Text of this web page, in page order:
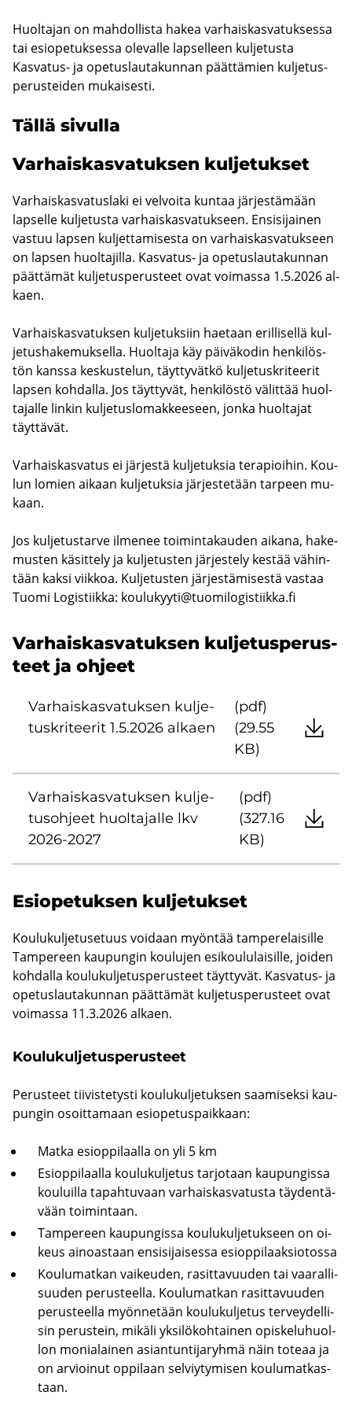
Huol­ta­jan on mah­dol­lis­ta hakea var­hais­kas­va­tuk­ses­sa
tai esio­pe­tuk­ses­sa ole­val­le lap­sel­leen kul­je­tus­ta
Kasvatus-​ ja ope­tus­lau­ta­kun­nan päät­tä­mien kul­je­tus­
pe­rus­tei­den mu­kai­ses­ti.
Tällä si­vul­la
Var­hais­kas­va­tuk­sen kul­je­tuk­set
Var­hais­kas­va­tus­la­ki ei vel­voi­ta kun­taa jär­jes­tä­mään
lap­sel­le kul­je­tus­ta var­hais­kas­va­tuk­seen. En­si­si­jai­nen
vas­tuu lap­sen kul­jet­ta­mi­ses­ta on var­hais­kas­va­tuk­seen
on lap­sen huol­ta­jil­la. Kasvatus-​ ja ope­tus­lau­ta­kun­nan
päät­tä­mät kul­je­tus­pe­rus­teet ovat voi­mas­sa 1.5.2026 al­
kaen.
Var­hais­kas­va­tuk­sen kul­je­tuk­siin hae­taan eril­li­sel­lä kul­
je­tus­ha­ke­muk­sel­la. Huol­ta­ja käy päi­vä­ko­din hen­ki­lös­
tön kans­sa kes­kus­te­lun, täyt­ty­vät­kö kul­je­tus­kri­tee­rit
lap­sen koh­dal­la. Jos täyt­ty­vät, hen­ki­lös­tö vä­lit­tää huol­
ta­jal­le lin­kin kul­je­tus­lo­mak­kee­seen, jonka huol­ta­jat
täyt­tä­vät.
Var­hais­kas­va­tus ei jär­jes­tä kul­je­tuk­sia te­ra­pioi­hin. Kou­
lun lo­mien ai­kaan kul­je­tuk­sia jär­jes­te­tään tar­peen mu­
kaan.
Jos kul­je­tus­tar­ve il­me­nee toi­min­ta­kau­den ai­ka­na, ha­ke­
mus­ten kä­sit­te­ly ja kul­je­tus­ten jär­jes­te­ly kes­tää vä­hin­
tään kaksi viik­koa. Kul­je­tus­ten jär­jes­tä­mi­ses­tä vas­taa
Tuomi Lo­gis­tiik­ka: kou­lu­kyy­ti@tuo­mi­lo­gis­tiik­ka.fi
Var­hais­kas­va­tuk­sen kul­je­tus­pe­rus­
teet ja oh­jeet
Var­hais­kas­va­tuk­sen kul­je­
tus­kri­tee­rit 1.5.2026 al­kaen
(pdf)
(29.55
KB)
Var­hais­kas­va­tuk­sen kul­je­
tus­oh­jeet huol­ta­jal­le lkv
2026-2027
(pdf)
(327.16
KB)
Esio­pe­tuk­sen kul­je­tuk­set
Kou­lu­kul­je­tuse­tuus voi­daan myön­tää tam­pe­re­lai­sil­le
Tam­pe­reen kau­pun­gin kou­lu­jen esi­kou­lu­lai­sil­le, joi­den
koh­dal­la kou­lu­kul­je­tus­pe­rus­teet täyt­ty­vät. Kasvatus-​ ja
ope­tus­lau­ta­kun­nan päät­tä­mät kul­je­tus­pe­rus­teet ovat
voi­mas­sa 11.3.2026 al­kaen.
Kou­lu­kul­je­tus­pe­rus­teet
Pe­rus­teet tii­vis­te­tys­ti kou­lu­kul­je­tuk­sen saa­mi­sek­si kau­
pun­gin osoit­ta­maan esio­pe­tus­paik­kaan:
Matka esiop­pi­laal­la on yli 5 km
Esiop­pi­laal­la kou­lu­kul­je­tus tar­jo­taan kau­pun­gis­sa
kou­luil­la ta­pah­tu­vaan var­hais­kas­va­tus­ta täy­den­tä­
vään toi­min­taan.
Tam­pe­reen kau­pun­gis­sa kou­lu­kul­je­tuk­seen on oi­
keus ai­noas­taan en­si­si­jai­ses­sa esiop­pi­laak­sio­tos­sa
Kou­lu­mat­kan vai­keu­den, ra­sit­ta­vuu­den tai vaa­ral­li­
suu­den pe­rus­teel­la. Kou­lu­mat­kan ra­sit­ta­vuu­den
pe­rus­teel­la myön­ne­tään kou­lu­kul­je­tus ter­vey­del­li­
sin pe­rus­tein, mi­kä­li yk­si­lö­koh­tai­nen opis­ke­lu­huol­
lon mo­nia­lai­nen asian­tun­ti­ja­ryh­mä näin to­te­aa ja
on ar­vioi­nut op­pi­laan sel­viy­ty­mi­sen kou­lu­mat­kas­
taan.